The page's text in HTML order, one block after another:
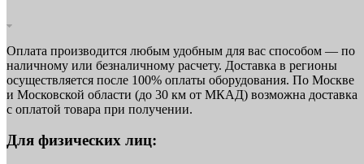
Оплата производится любым удобным для вас способом — по
наличному или безналичному расчету. Доставка в регионы
осуществляется после 100% оплаты оборудования. По Москве
и Московской области (до 30 км от МКАД) возможна доставка
с оплатой товара при получении.
Для физических лиц: